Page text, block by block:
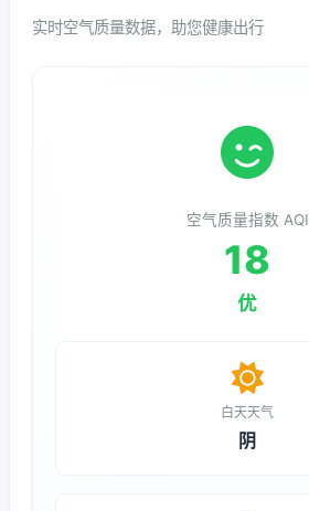
实时空气质量数据，助您健康出行
空气质量指数 AQI
18
优
白天天气
阴